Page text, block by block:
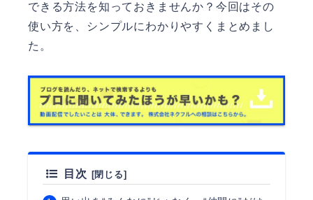
できる方法を知っておきませんか？今回はその
使い方を、シンプルにわかりやすくまとめまし
た。
目次